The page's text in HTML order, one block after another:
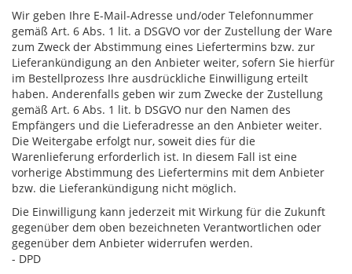
Wir geben Ihre E-Mail-Adresse und/oder Telefonnummer
gemäß Art. 6 Abs. 1 lit. a DSGVO vor der Zustellung der Ware
zum Zweck der Abstimmung eines Liefertermins bzw. zur
Lieferankündigung an den Anbieter weiter, sofern Sie hierfür
im Bestellprozess Ihre ausdrückliche Einwilligung erteilt
haben. Anderenfalls geben wir zum Zwecke der Zustellung
gemäß Art. 6 Abs. 1 lit. b DSGVO nur den Namen des
Empfängers und die Lieferadresse an den Anbieter weiter.
Die Weitergabe erfolgt nur, soweit dies für die
Warenlieferung erforderlich ist. In diesem Fall ist eine
vorherige Abstimmung des Liefertermins mit dem Anbieter
bzw. die Lieferankündigung nicht möglich.
Die Einwilligung kann jederzeit mit Wirkung für die Zukunft
gegenüber dem oben bezeichneten Verantwortlichen oder
gegenüber dem Anbieter widerrufen werden.
- DPD